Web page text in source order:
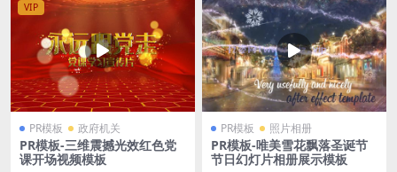
VIP
PR模板 政府机关
PR模板-三维震撼光效红色党
课开场视频模板
PR模板 照片相册
PR模板-唯美雪花飘落圣诞节
节日幻灯片相册展示模板